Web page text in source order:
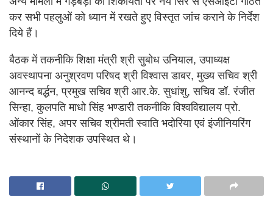
कर सभी पहलुओं को ध्यान में रखते हुए विस्तृत जांच कराने के निर्देश
दिये हैं।
बैठक में तकनीकि शिक्षा मंत्री श्री सुबोध उनियाल, उपाध्यक्ष
अवस्थापना अनुश्रवण परिषद श्री विश्वास डाबर, मुख्य सचिव श्री
आनन्द बर्द्धन, प्रमुख सचिव श्री आर.के. सुधांशु, सचिव डॉ. रंजीत
सिन्हा, कुलपति माधो सिंह भण्डारी तकनीकि विश्वविद्यालय प्रो.
ओंकार सिंह, अपर सचिव श्रीमती स्वाति भदोरिया एवं इंजीनियरिंग
संस्थानों के निदेशक उपस्थित थे।